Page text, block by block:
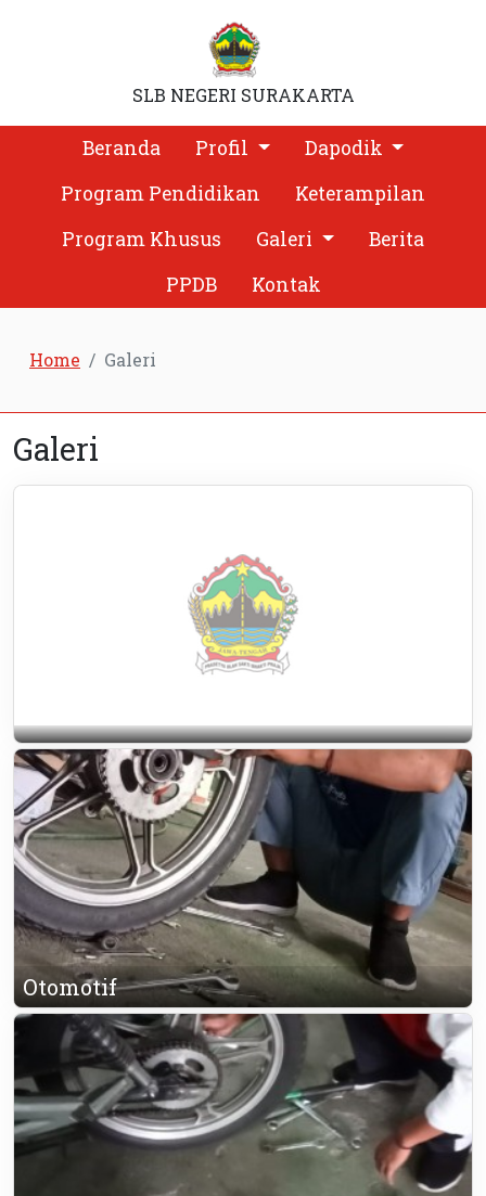
SLB NEGERI SURAKARTA
Beranda Profil
Dapodik
Program Pendidikan
Keterampilan
Program Khusus
Galeri
Berita
PPDB
Kontak
Home Galeri
Galeri
Otomotif